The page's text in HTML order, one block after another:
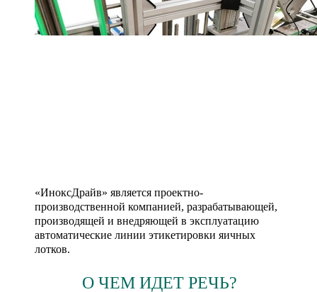
«ИноксДрайв» является проектно-
производственной компанией, разрабатывающей,
производящей и внедряющей в эксплуатацию
автоматические линии этикетировки яичных
лотков.
О ЧЕМ ИДЕТ РЕЧЬ?